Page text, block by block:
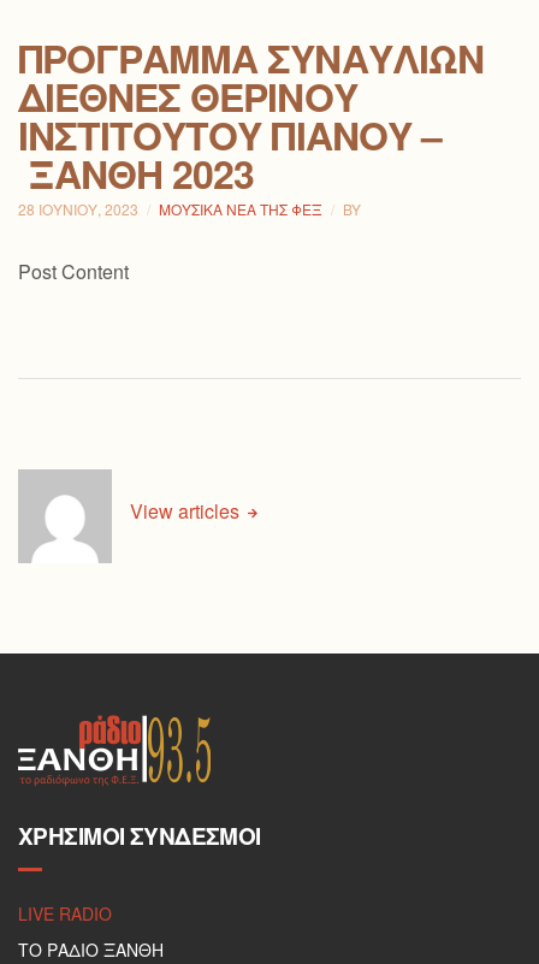
ΠΡΌΓΡΑΜΜΑ ΣΥΝΑΥΛΙΏΝ
ΔΙΕΘΝΈΣ ΘΕΡΙΝΟΎ
ΙΝΣΤΙΤΟΎΤΟΥ ΠΙΆΝΟΥ –
ΞΆΝΘΗ 2023
28 ΙΟΥΝΊΟΥ, 2023 ΜΟΥΣΙΚΆ ΝΈΑ ΤΗΣ ΦΕΞ BY
Post Content
View articles
ΧΡΉΣΙΜΟΙ ΣΎΝΔΕΣΜΟΙ
LIVE RADIO
ΤΟ ΡΑΔΙΟ ΞΑΝΘΗ